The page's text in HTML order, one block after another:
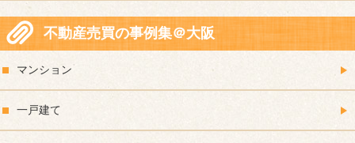
不動産売買の事例集＠大阪
マンション
一戸建て